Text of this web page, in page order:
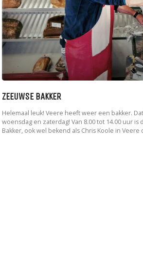
ZEEUWSE BAKKER
Helemaal leuk! Veere heeft weer een bakker.
woensdag en zaterdag! Van 8.00 tot 14.00 uur
Bakker, ook wel bekend als Chris Koole in Veere